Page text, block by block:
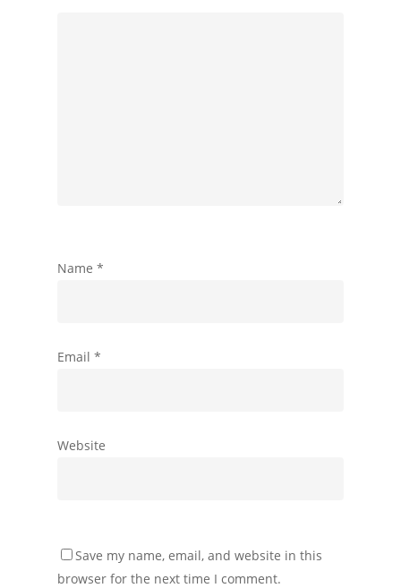
Name *
Email *
Website
Save my name, email, and website in this
browser for the next time I comment.